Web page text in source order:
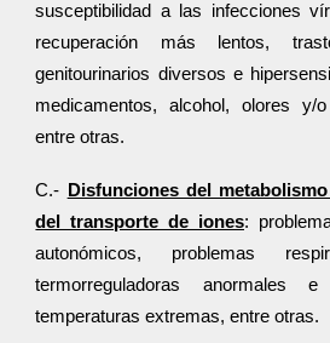
susceptibilidad a las infecciones
recuperación más lentos,
genitourinarios diversos e
medicamentos, alcohol, olores y/
entre otras.
C.-
Disfunciones del
del transporte de iones:
autonómicos, problemas
termorreguladoras anormales
temperaturas extremas, entre otras.